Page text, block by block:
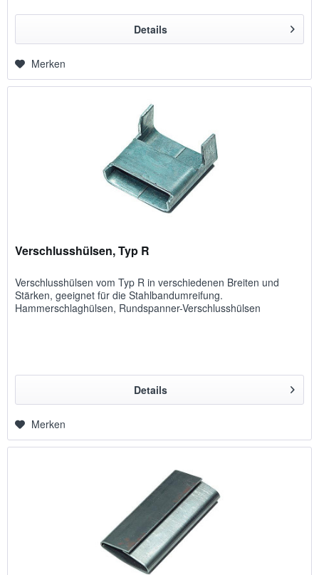
Details
Merken
Verschlusshülsen, Typ R
Verschlusshülsen vom Typ R in verschiedenen Breiten und
Stärken, geeignet für die Stahlbandumreifung.
Hammerschlaghülsen, Rundspanner-Verschlusshülsen
Details
Merken